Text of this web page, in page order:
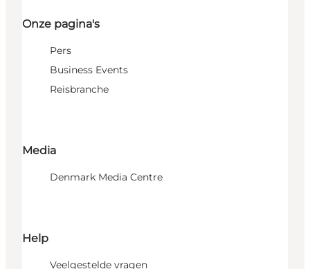
Onze pagina's
Pers
Business Events
Reisbranche
Media
Denmark Media Centre
Help
Veelgestelde vragen